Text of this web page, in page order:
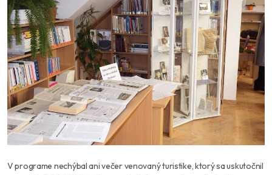
V programe nechýbal ani večer venovaný turistike, ktorý sa uskutočnil